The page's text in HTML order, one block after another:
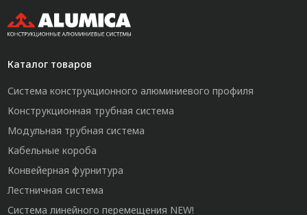
Каталог товаров
Система конструкционного алюминиевого профиля
Конструкционная трубная система
Модульная трубная система
Кабельные короба
Конвейерная фурнитура
Лестничная система
Система линейного перемещения NEW!